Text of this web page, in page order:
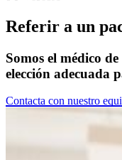
Referir a un
Somos el médico
elección adecuada
Contacta con nuestro